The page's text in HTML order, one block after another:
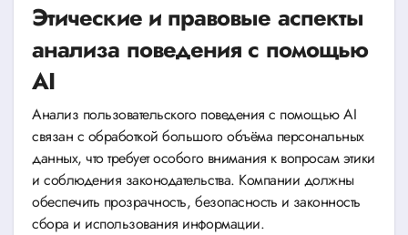
Этические и правовые аспекты
анализа поведения с помощью
AI
Анализ пользовательского поведения с помощью AI
связан с обработкой большого объёма персональных
данных, что требует особого внимания к вопросам этики
и соблюдения законодательства. Компании должны
обеспечить прозрачность, безопасность и законность
сбора и использования информации.